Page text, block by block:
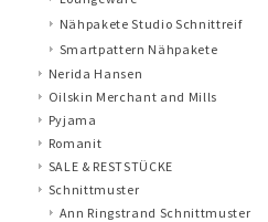
Nähpakete Studio Schnittreif
Smartpattern Nähpakete
Nerida Hansen
Oilskin Merchant and Mills
Pyjama
Romanit
SALE & RESTSTÜCKE
Schnittmuster
Ann Ringstrand Schnittmuster